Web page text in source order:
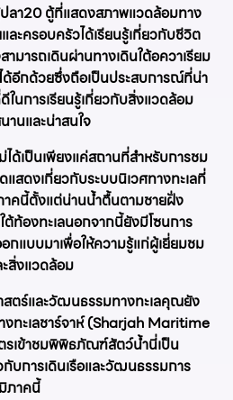
า20 ตู้ที่แสดงสภาพแวดล้อมทาง
ะครอบครัวได้เรียนรู้เกี่ยวกับชีวิต
ามารถเดินผ่านทางเดินใต้อควาเรียม
ด้อีกด้วยซึ่งถือเป็นประสบการณ์ที่น่า
ในการเรียนรู้เกี่ยวกับสิ่งแวดล้อม
นและน่าสนใจ
ด้เป็นเพียงแค่สถานที่สำหรับการชม
สดงเกี่ยวกับระบบนิเวศทางทะเลที่
คนี้ตั้งแต่น่านน้ำตื้นตามชายฝั่ง
ท้องทะเลนอกจากนี้ยังมีโซนการ
กแบบมาเพื่อให้ความรู้แก่ผู้เยี่ยมชม
สิ่งแวดล้อม
สตร์และวัฒนธรรมทางทะเลคุณยัง
ทะเลชาร์จาห์ (Sharjah Maritime
รเข้าชมพิพิธภัณฑ์สัตว์น้ำนี่เป็น
กับการเดินเรือและวัฒนธรรมการ
ภาคนี้